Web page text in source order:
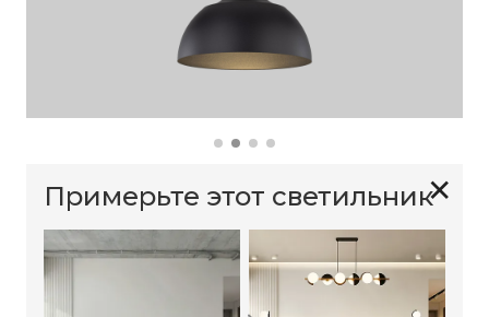
✕
Примерьте этот светильник